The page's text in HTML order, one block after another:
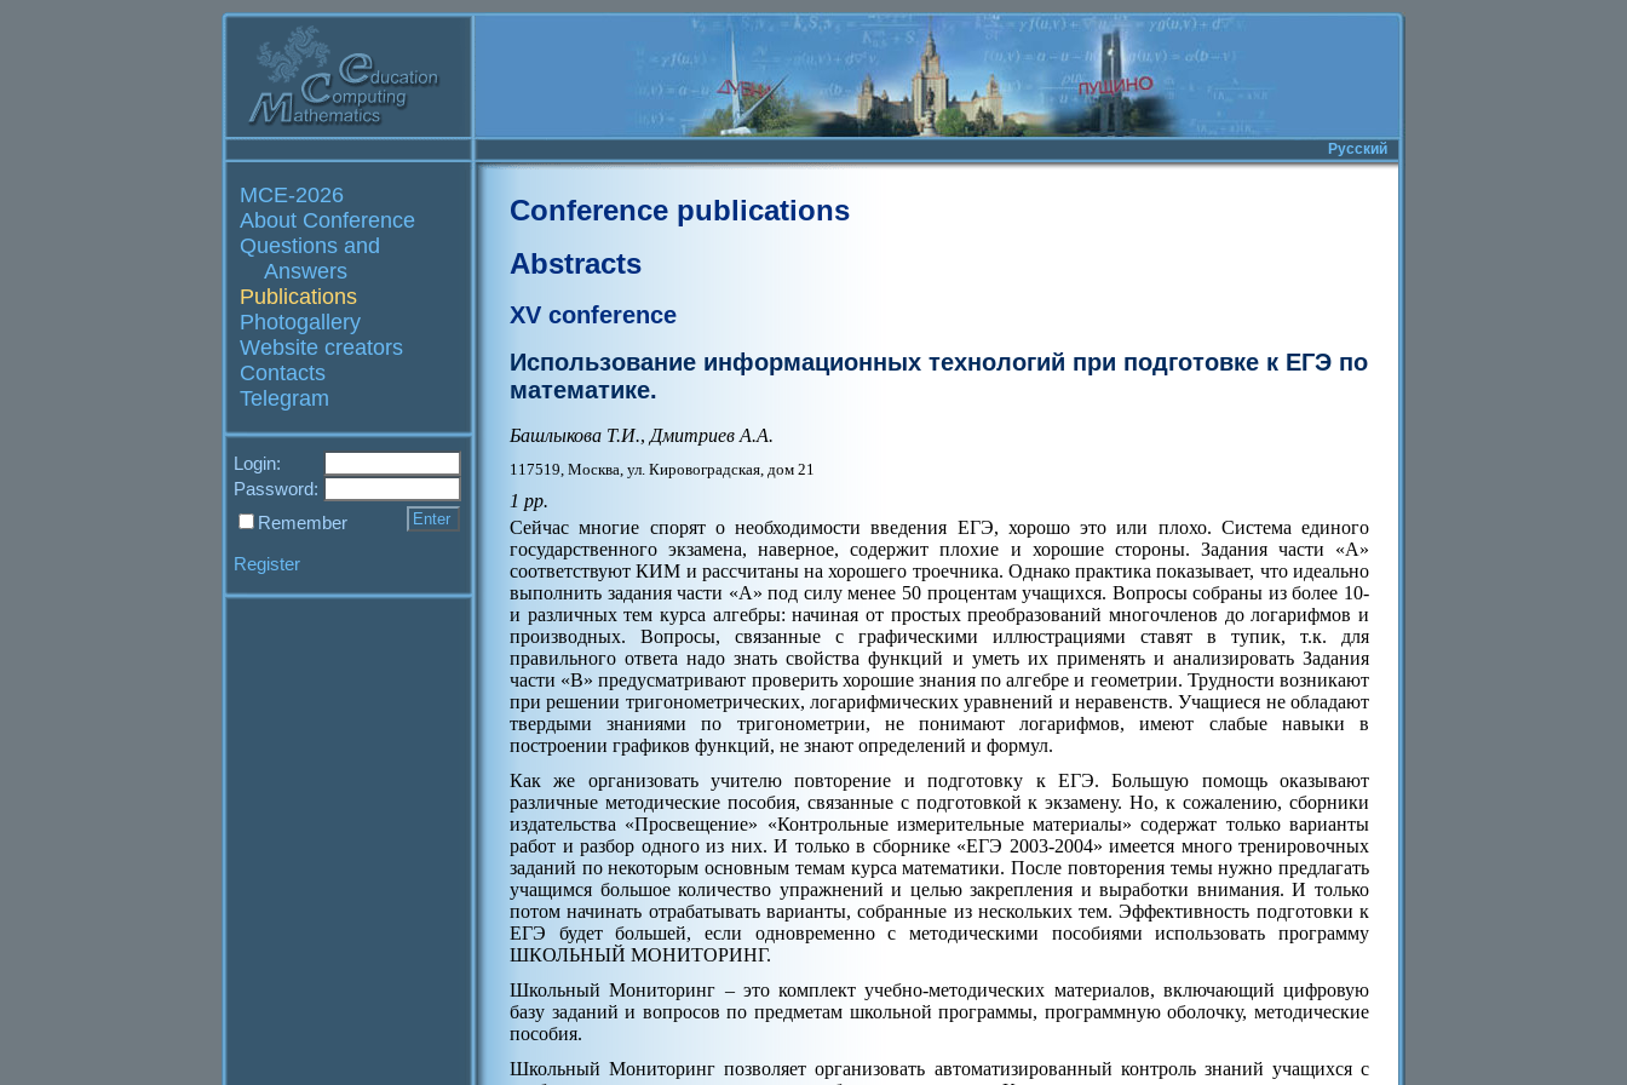
Русский
MCE-2026
About Conference
Questions and
Answers
Publications
Photogallery
Website creators
Contacts
Telegram
Login:
Password:
Remember
Register
Conference publications
Abstracts
XV conference
Использование информационных технологий при подготовке к ЕГЭ по
математике.
Башлыкова Т.И., Дмитриев А.А.
117519, Москва, ул. Кировоградская, дом 21
1 pp.
Сейчас многие спорят о необходимости введения ЕГЭ, хорошо это или плохо. Система единого
государственного экзамена, наверное, содержит плохие и хорошие стороны. Задания части «А»
соответствуют КИМ и рассчитаны на хорошего троечника. Однако практика показывает, что идеально
выполнить задания части «А» под силу менее 50 процентам учащихся. Вопросы собраны из более 10-
и различных тем курса алгебры: начиная от простых преобразований многочленов до логарифмов и
производных. Вопросы, связанные с графическими иллюстрациями ставят в тупик, т.к. для
правильного ответа надо знать свойства функций и уметь их применять и анализировать Задания
части «В» предусматривают проверить хорошие знания по алгебре и геометрии. Трудности возникают
при решении тригонометрических, логарифмических уравнений и неравенств. Учащиеся не обладают
твердыми знаниями по тригонометрии, не понимают логарифмов, имеют слабые навыки в
построении графиков функций, не знают определений и формул.
Как же организовать учителю повторение и подготовку к ЕГЭ. Большую помощь оказывают
различные методические пособия, связанные с подготовкой к экзамену. Но, к сожалению, сборники
издательства «Просвещение» «Контрольные измерительные материалы» содержат только варианты
работ и разбор одного из них. И только в сборнике «ЕГЭ 2003-2004» имеется много тренировочных
заданий по некоторым основным темам курса математики. После повторения темы нужно предлагать
учащимся большое количество упражнений и целью закрепления и выработки внимания. И только
потом начинать отрабатывать варианты, собранные из нескольких тем. Эффективность подготовки к
ЕГЭ будет большей, если одновременно с методическими пособиями использовать программу
ШКОЛЬНЫЙ МОНИТОРИНГ.
Школьный Мониторинг – это комплект учебно-методических материалов, включающий цифровую
базу заданий и вопросов по предметам школьной программы, программную оболочку, методические
пособия.
Школьный Мониторинг позволяет организовать автоматизированный контроль знаний учащихся с